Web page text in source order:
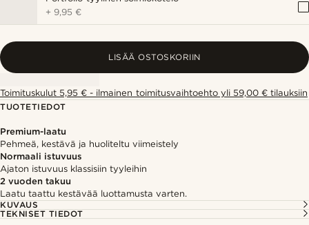
+ 9,95 €
LISÄÄ OSTOSKORIIN
Toimituskulut 5,95 € - ilmainen toimitusvaihtoehto yli 59,00 € tilauksiin
TUOTETIEDOT
Premium-laatu
Pehmeä, kestävä ja huoliteltu viimeistely
Normaali istuvuus
Ajaton istuvuus klassisiin tyyleihin
2 vuoden takuu
Laatu taattu kestävää luottamusta varten.
KUVAUS
TEKNISET TIEDOT